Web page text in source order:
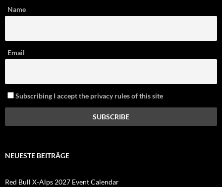
Name
Email
Subscribing I accept the privacy rules of this site
NEUESTE BEITRÄGE
Red Bull X-Alps 2027 Event Calendar